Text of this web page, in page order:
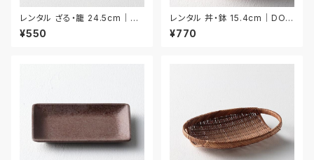
レンタル ざる・籠 24.5cm｜ZA
R008
¥550
レンタル 丼・鉢 15.4cm｜DON
038
¥770